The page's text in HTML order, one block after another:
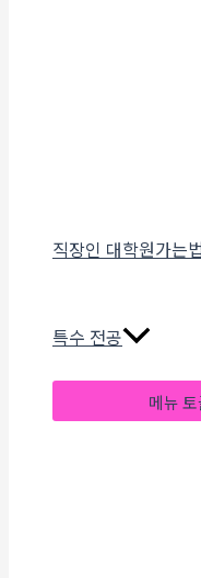
직장인 대학원가는법
특수 전공
메뉴